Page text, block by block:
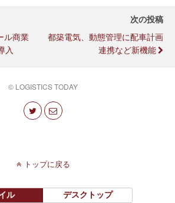
ル商業
入
次の投稿
都築電気、動態管理に配車計画
連携など新機能
© LOGISTICS TODAY
トップに戻る
ル デスクトップ